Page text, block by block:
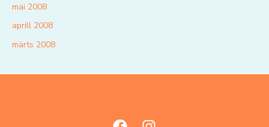
mai 2008
aprill 2008
märts 2008